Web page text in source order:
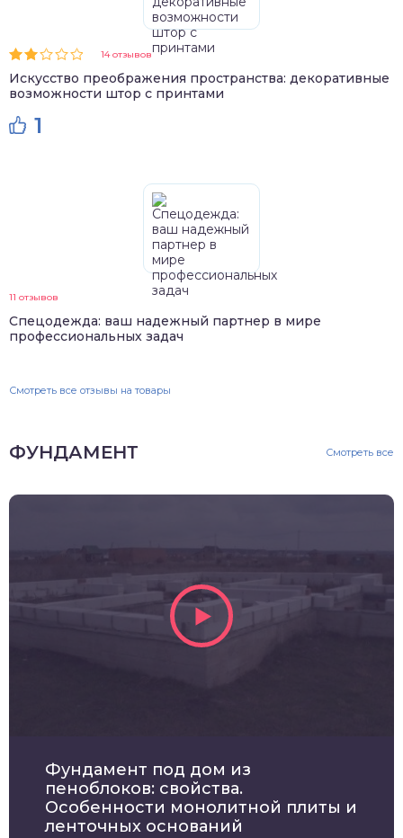
14 отзывов
Искусство преображения пространства: декоративные
возможности штор с принтами
1
11 отзывов
Спецодежда: ваш надежный партнер в мире
профессиональных задач
Смотреть все отзывы на товары
ФУНДАМЕНТ Смотреть все
Фундамент под дом из
пеноблоков: свойства.
Особенности монолитной плиты и
ленточных оснований